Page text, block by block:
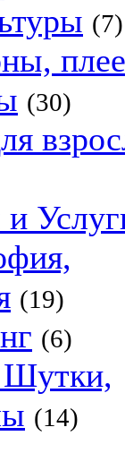
(7)
(30)
(19)
(6)
(14)